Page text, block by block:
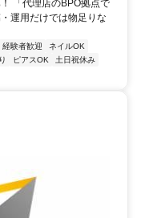
「代理店のBPO拠点で
運用だけでは物足りな
経験者歓迎
ネイルOK
ピアスOK
土日祝休み